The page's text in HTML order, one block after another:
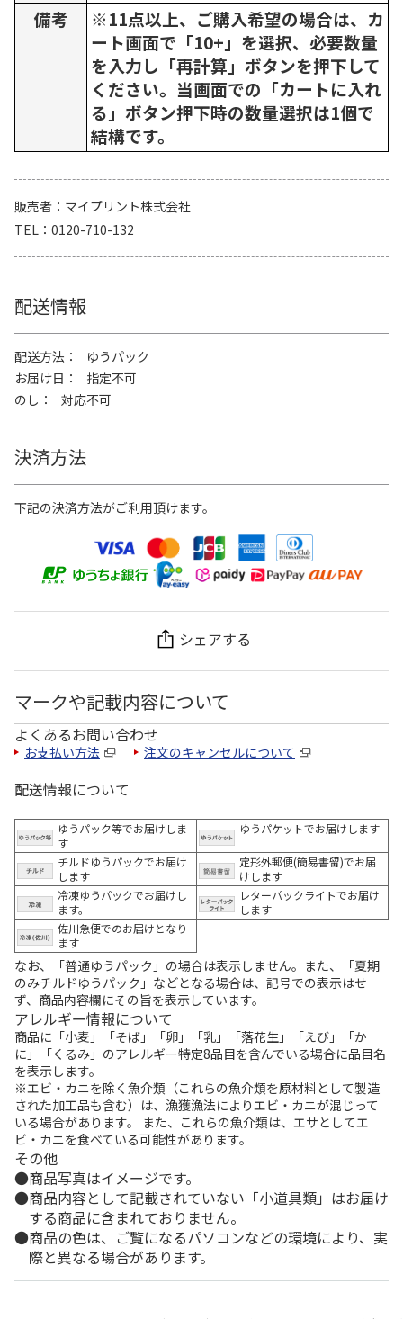
備考
※11点以上、ご購入希望の場合は、カ
ート画面で「10+」を選択、必要数量
を入力し「再計算」ボタンを押下して
ください。当画面での「カートに入れ
る」ボタン押下時の数量選択は1個で
結構です。
販売者
マイプリント株式会社
TEL
0120-710-132
配送情報
配送方法
ゆうパック
お届け日
指定不可
のし
対応不可
決済方法
下記の決済方法がご利用頂けます。
シェアする
マークや記載内容について
よくあるお問い合わせ
お支払い方法 注文のキャンセルについて
配送情報について
ゆうパック等でお届けしま
す
ゆうパケットでお届けします
チルドゆうパックでお届け
します
定形外郵便(簡易書留)でお届
けします
冷凍ゆうパックでお届けし
ます。
レターパックライトでお届け
します
佐川急便でのお届けとなり
ます
なお、「普通ゆうパック」の場合は表示しません。また、「夏期
のみチルドゆうパック」などとなる場合は、記号での表示はせ
ず、商品内容欄にその旨を表示しています。
アレルギー情報について
商品に「小麦」「そば」「卵」「乳」「落花生」「えび」「か
に」「くるみ」のアレルギー特定8品目を含んでいる場合に品目名
を表示します。
※エビ・カニを除く魚介類（これらの魚介類を原材料として製造
された加工品も含む）は、漁獲漁法によりエビ・カニが混じって
いる場合があります。 また、これらの魚介類は、エサとしてエ
ビ・カニを食べている可能性があります。
その他
商品写真はイメージです。
商品内容として記載されていない「小道具類」はお届け
する商品に含まれておりません。
商品の色は、ご覧になるパソコンなどの環境により、実
際と異なる場合があります。